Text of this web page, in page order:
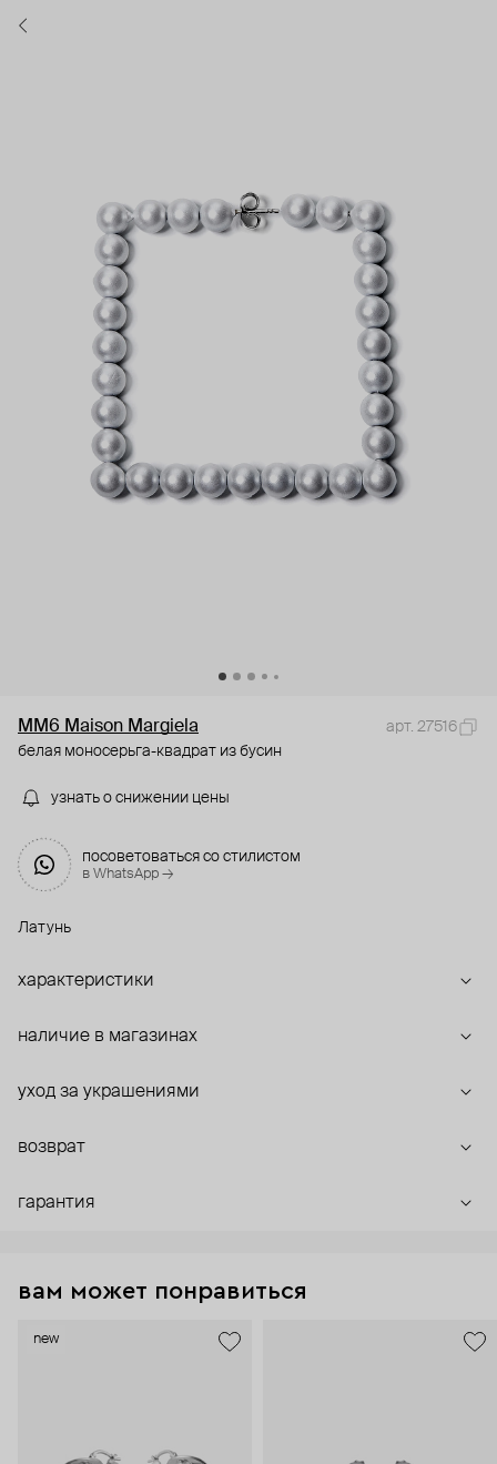
MM6 Maison Margiela
арт. 27516
белая моносерьга-квадрат из бусин
узнать о снижении цены
посоветоваться со стилистом
в WhatsApp →
Латунь
характеристики
наличие в магазинах
уход за украшениями
возврат
гарантия
вам может понравиться
new